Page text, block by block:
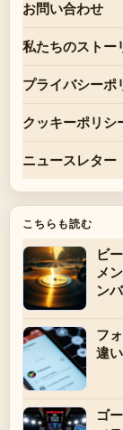
お問い合わせ
私たちのストー
プライバシーポ
クッキーポリシ
ニュースレター
こちらも読む
ビ
メ
ン
フ
違
ゴ